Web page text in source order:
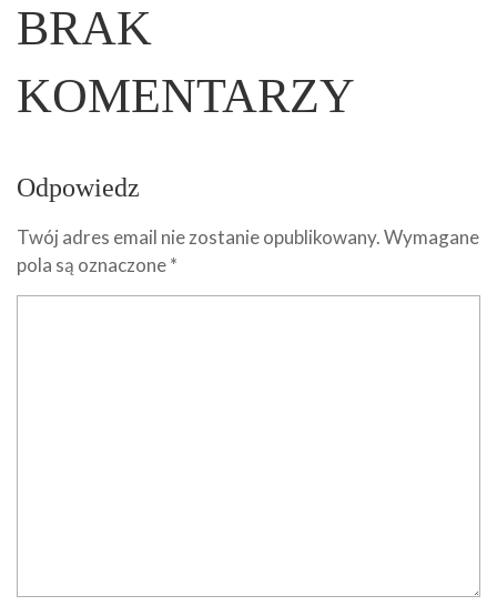
BRAK
KOMENTARZY
Odpowiedz
Twój adres email nie zostanie opublikowany.Wymagane
pola są oznaczone*